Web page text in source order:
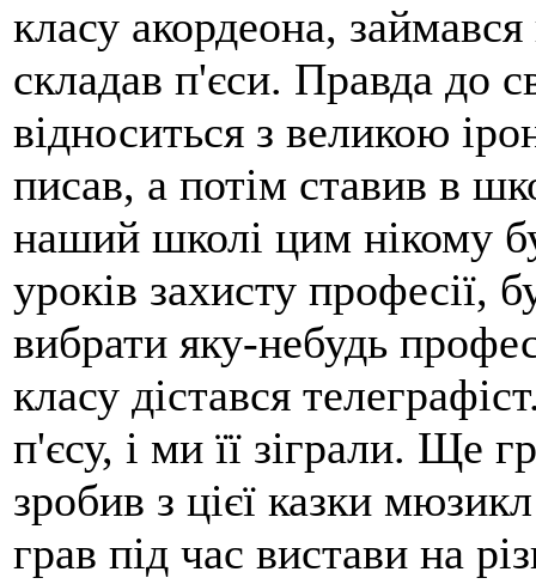
класу акордеона,
складав п'єси. Правда до
відноситься з великою
писав, а потім ставив в
наший школі цим нікому
уроків захисту професії,
вибрати яку-небудь
класу дістався
п'єсу, і ми її зіграли. Ще
зробив з цієї казки
грав під час вистави на